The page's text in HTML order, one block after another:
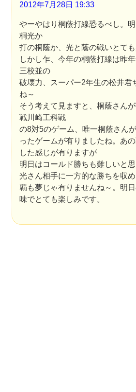
2012年7月28日 19:33
やーやはり桐蔭打線恐るべし。
桐光か
打の桐蔭か、光と蔭の戦いとて
しかし乍、今年の桐蔭打線は昨
三校並の
破壊力、スーパー2年生の松井君
ね～
そう考えて見ますと、桐蔭さん
戦川崎工科戦
の8対5のゲーム、唯一桐蔭さん
ったゲームが有りましたね。あ
した感じが有りますが
明日はコールド勝ちも難しいと
光さん相手に一方的な勝ちを収
覇も夢じゃ有りませんね～。明
味でとても楽しみです。